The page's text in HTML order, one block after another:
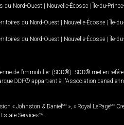
du Nord-Ouest | Nouvelle-Écosse | Île-du-
du Nord-Ouest | Nouvelle-Écosse | Île-
du Nord-Ouest | Nouvelle-Écosse | Île-
de l’immobilier (SDD®). SDD® met en
DDF® appartient à l'Association
« Johnston & Daniel MD », « Royal LePageMD
ServicesMD